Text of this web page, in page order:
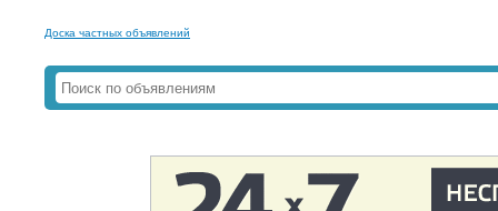
Доска частных объявлений